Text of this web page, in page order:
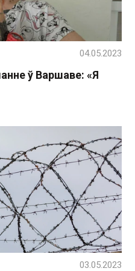
ў Варшаве: «Я
04.05.2023
03.05.2023